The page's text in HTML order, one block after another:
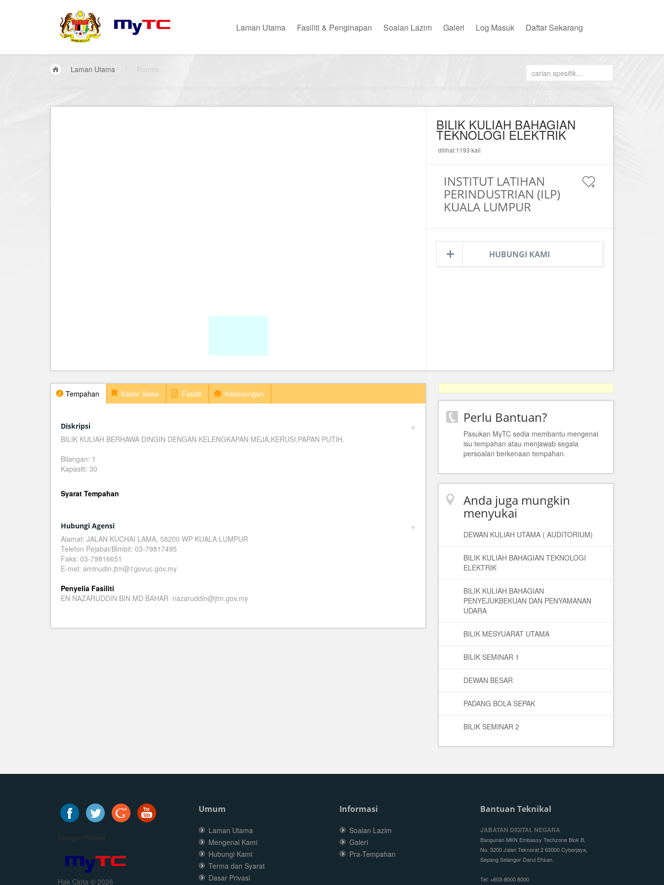
Laman Utama Fasiliti & Penginapan Soalan Lazim Galeri Log Masuk Daftar Sekarang
Laman Utama Rooms
BILIK KULIAH BAHAGIAN
TEKNOLOGI ELEKTRIK
dilihat 1193 kali
INSTITUT LATIHAN
PERINDUSTRIAN (ILP)
KUALA LUMPUR
HUBUNGI KAMI
Tempahan Kadar Sewa Fasiliti Kekosongan
Diskripsi
BILIK KULIAH BERHAWA DINGIN DENGAN KELENGKAPAN MEJA,KERUSI,PAPAN PUTIH.
Bilangan: 1
Kapasiti: 30
Syarat Tempahan
Hubungi Agensi
Alamat: JALAN KUCHAI LAMA, 58200 WP KUALA LUMPUR
Telefon Pejabat/Bimbit: 03-79817495
Faks: 03-79816651
E-mel: aminudin.jtm@1govuc.gov.my
Penyelia Fasiliti
EN NAZARUDDIN BIN MD BAHAR nazaruddin@jtm.gov.my
Perlu Bantuan?
Pasukan MyTC sedia membantu mengenai
isu tempahan atau menjawab segala
persoalan berkenaan tempahan.
Anda juga mungkin
menyukai
DEWAN KULIAH UTAMA ( AUDITORIUM)
BILIK KULIAH BAHAGIAN TEKNOLOGI
ELEKTRIK
BILIK KULIAH BAHAGIAN
PENYEJUKBEKUAN DAN PENYAMANAN
UDARA
BILIK MESYUARAT UTAMA
BILIK SEMINAR 1
DEWAN BESAR
PADANG BOLA SEPAK
BILIK SEMINAR 2
Bilangan Pelawat
Hak Cipta © 2026
Umum
Laman Utama
Mengenai Kami
Hubungi Kami
Terma dan Syarat
Dasar Privasi
Informasi
Soalan Lazim
Galeri
Pra-Tempahan
Bantuan Teknikal
JABATAN DIGITAL NEGARA
Bangunan MKN Embassy Techzone Blok B,
No. 3200 Jalan Teknorat 2 63000 Cyberjaya,
Sepang Selangor Darul Ehsan.
Tel: +603-8000 8000